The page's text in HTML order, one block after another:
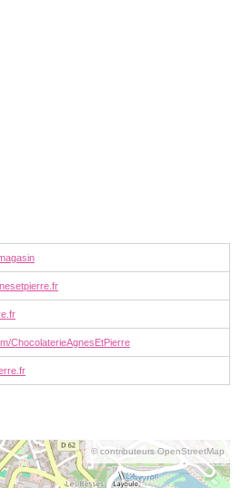
ChocolaterieAgnesEtPierre
© contributeurs OpenStreetMap